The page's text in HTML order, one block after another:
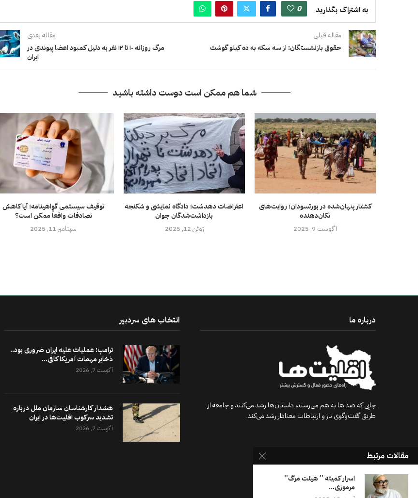
به اشتراک بگذارید 0
مقاله قبلی
حقوق بازنشستگان: از سه سکه به ده کیلو گوشت
مقاله بعدی
مرگ روزانه ۱۰ تا ۱۲ نفر به دلیل کمبود اعضا پیوندی در
ايران
شما هم ممکن است دوست داشته باشید
توقیف سیستمی گواهینامه؛ آیا کاهش
تصادفات واقعاً ممکن است؟
سپتامبر 11, 2025
اعتراضات دهدشت؛ دادگاه نمایشی و شکنجه
بازداشت‌شدگان جوان
ژوئن 12, 2025
کشتار پنهان‌شده در بورتسودان؛ روایت‌های
تکان‌دهنده
آگوست 9, 2025
درباره ما
جایی که صداها به هم می‌رسند، داستان‌ها رشد می‌کنند و جامعه از
طریق گفت‌وگوی باز و ارتباطات معنادار رشد می‌کند.
انتخاب های سردبیر
ترامپ: عملیات علیه ایران ضروری بود..
ذخایر مهمات آمریکا کافی...
آگوست 7, 2026
هشدار کارشناسان سازمان ملل درباره
تشدید سرکوب اقلیت‌ها در ایران
آگوست 7, 2026
مقالات مرتبط
اسرار کمیته‌ ” هيئت مرگ”
مرموزی...